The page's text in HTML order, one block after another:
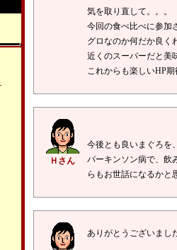
気を取り直して。。。
今回の食べ比べに参加
グロなのか何だか良く
近くのスーパーだと美
これからも楽しいHP期
Ｈさん
今後とも良いまぐろを
パーキンソン病で、飲
らもお世話になるかと
ありがとうございまし